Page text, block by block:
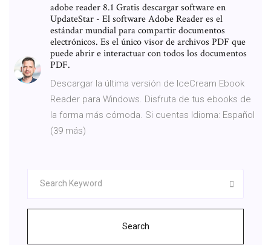
adobe reader 8.1 Gratis descargar software en
UpdateStar - El software Adobe Reader es el
estándar mundial para compartir documentos
electrónicos. Es el único visor de archivos PDF que
puede abrir e interactuar con todos los documentos
PDF.
Descargar la última versión de IceCream Ebook
Reader para Windows. Disfruta de tus ebooks de
la forma más cómoda. Si cuentas Idioma: Español
(39 más)
Search